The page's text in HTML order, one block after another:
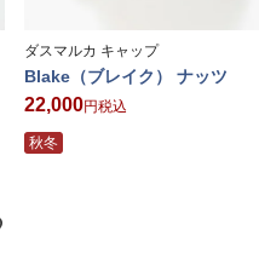
ダスマルカ キャップ
Blake（ブレイク） ナッツ
22,000 税込
秋冬